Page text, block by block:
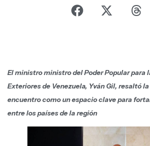
El ministro ministro del Poder Popular para
Exteriores de Venezuela, Yván Gil, resaltó
encuentro como un espacio clave para
entre los países de la región